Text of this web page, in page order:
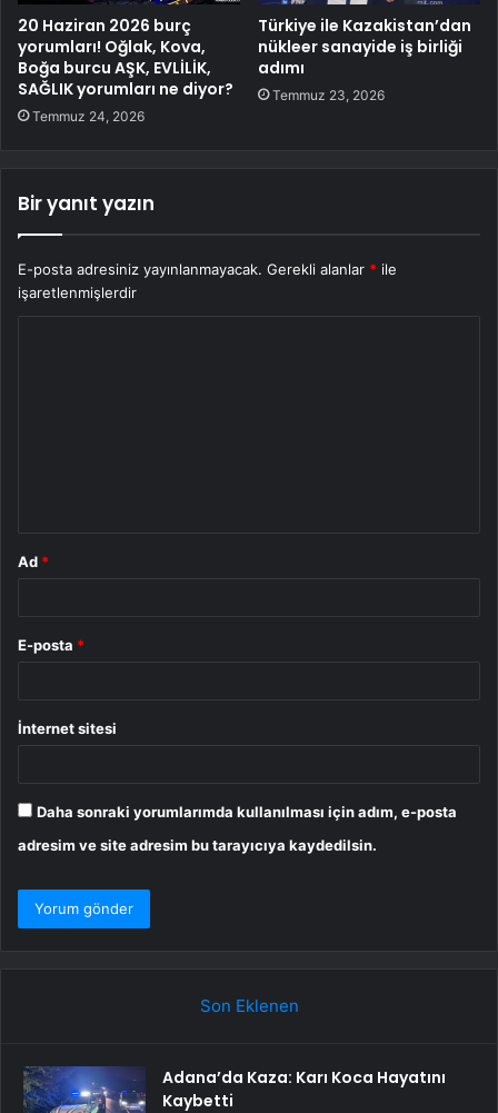
20 Haziran 2026 burç
yorumları! Oğlak, Kova,
Boğa burcu AŞK, EVLİLİK,
SAĞLIK yorumları ne diyor?
Temmuz 24, 2026
Türkiye ile Kazakistan’dan
nükleer sanayide iş birliği
adımı
Temmuz 23, 2026
Bir yanıt yazın
E-posta adresiniz yayınlanmayacak. Gerekli alanlar * ile
işaretlenmişlerdir
Ad *
E-posta *
İnternet sitesi
Daha sonraki yorumlarımda kullanılması için adım, e-posta
adresim ve site adresim bu tarayıcıya kaydedilsin.
Son Eklenen
Adana’da Kaza: Karı Koca Hayatını
Kaybetti